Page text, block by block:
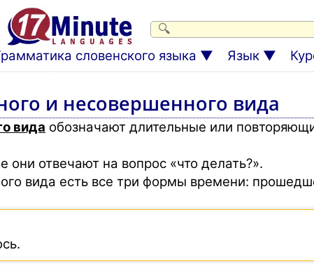
словенского языка Язык
и несовершенного вида
вида обозначают длительные или
отвечают на вопрос «что делать?».
вида есть все три формы времени: